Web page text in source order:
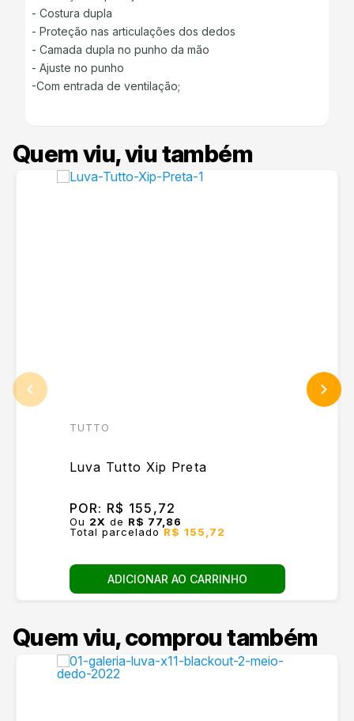
- Costura dupla
- Proteção nas articulações dos dedos
- Camada dupla no punho da mão
- Ajuste no punho
-Com entrada de ventilação;
Quem viu, viu também
TUTTO
Luva Tutto Xip Preta
POR: R$ 155,72
Ou 2X de R$ 77,86
Total parceladoR$ 155,72
ADICIONAR AO CARRINHO
Quem viu, comprou também